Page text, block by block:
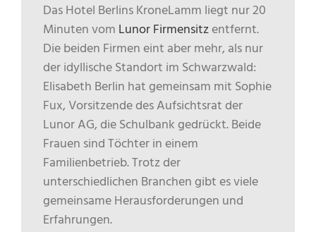
Das Hotel Berlins KroneLamm liegt nur 20
Minuten vom Lunor Firmensitzentfernt.
Die beiden Firmen eint aber mehr, als nur
der idyllische Standort im Schwarzwald:
Elisabeth Berlin hat gemeinsam mit Sophie
Fux, Vorsitzende des Aufsichtsrat der
Lunor AG, die Schulbank gedrückt. Beide
Frauen sind Töchter in einem
Familienbetrieb. Trotz der
unterschiedlichen Branchen gibt es viele
gemeinsame Herausforderungen und
Erfahrungen.